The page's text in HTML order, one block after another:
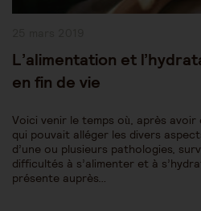
L’alimentation et
en fin de vie
Voici venir le temps où, après
qui pouvait alléger les divers
d’une ou plusieurs pathologies,
difficultés à s’alimenter et à
présente auprès…